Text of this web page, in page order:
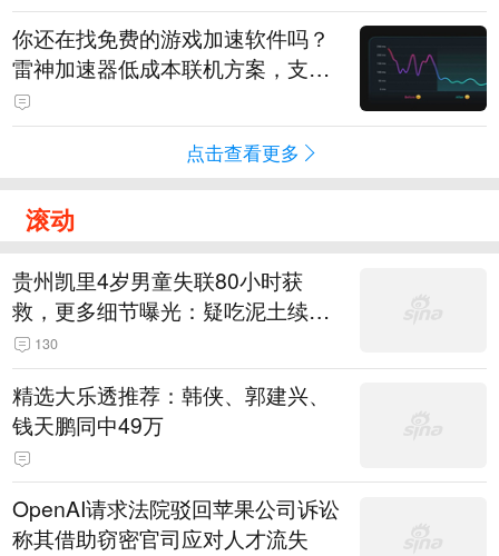
你还在找免费的游戏加速软件吗？
雷神加速器低成本联机方案，支持
免费试用
点击查看更多
滚动
贵州凯里4岁男童失联80小时获
救，更多细节曝光：疑吃泥土续
命，搜救至20米附近错过多找3天
130
精选大乐透推荐：韩侠、郭建兴、
钱天鹏同中49万
OpenAI请求法院驳回苹果公司诉讼
称其借助窃密官司应对人才流失